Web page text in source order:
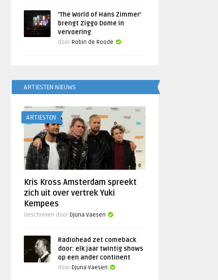
‘The World of Hans Zimmer’
brengt Ziggo Dome in
vervoering
door Robin de Roode
ARTIESTEN NIEUWS
ARTIESTEN
Kris Kross Amsterdam spreekt
zich uit over vertrek Yuki
Kempees
Geschreven door Djuna Vaesen
Radiohead zet comeback
door: elk jaar twintig shows
op een ander continent
door Djuna Vaesen